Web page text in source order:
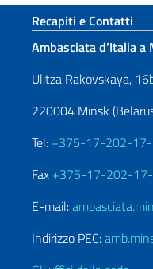
Sezione
Recapiti e Contatti
Ambasciata d’Italia a
Ulitza Rakovskaya,
220004 Minsk
Tel: +375-17-202-
Fax +375-17-202-
E-mail:
Indirizzo PEC: